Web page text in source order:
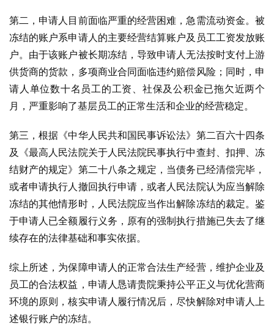
第二，申请人目前面临严重的经营困难，急需流动资金。被
冻结的账户系申请人的主要经营结算账户及员工工资发放账
户。由于该账户被长期冻结，导致申请人无法按时支付上游
供货商的货款，多项商业合同面临违约赔偿风险；同时，申
请人单位数十名员工的工资、社保及公积金已拖欠近两个
月，严重影响了基层员工的正常生活和企业的经营稳定。
第三，根据《中华人民共和国民事诉讼法》第二百六十四条
及《最高人民法院关于人民法院民事执行中查封、扣押、冻
结财产的规定》第二十八条之规定，当债务已经清偿完毕，
或者申请执行人撤回执行申请，或者人民法院认为应当解除
冻结的其他情形时，人民法院应当作出解除冻结的裁定。鉴
于申请人已全额履行义务，原有的强制执行措施已失去了继
续存在的法律基础和事实依据。
综上所述，为保障申请人的正常合法生产经营，维护企业及
员工的合法权益，申请人恳请贵院秉持公平正义与优化营商
环境的原则，核实申请人履行情况后，尽快解除对申请人上
述银行账户的冻结。